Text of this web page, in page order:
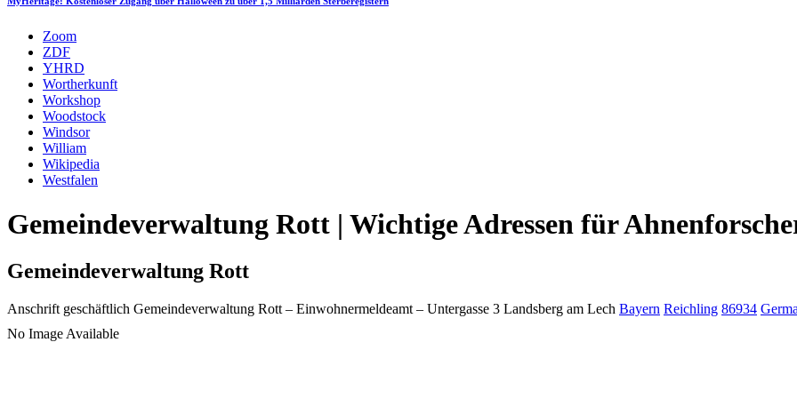
Zoom
ZDF
YHRD
Wortherkunft
Workshop
Woodstock
Windsor
William
Wikipedia
Westfalen
Gemeindeverwaltung Rott | Wichtige Adressen für
Gemeindeverwaltung Rott
Anschrift geschäftlich Gemeindeverwaltung Rott – Einwohnermeldeamt – Untergasse 3 Landsberg am Lech Bayern Reichling 86934
No Image Available